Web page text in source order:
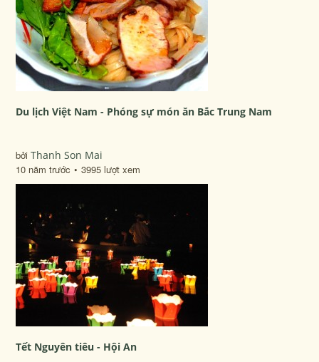
Du lịch Việt Nam - Phóng sự món ăn Bắc Trung Nam
bởiThanh Son Mai
10 năm trước
3995 lượt xem
Tết Nguyên tiêu - Hội An